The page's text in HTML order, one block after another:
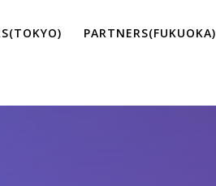
PARTNERS(FUKUOKA)